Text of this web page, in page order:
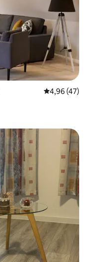
Prosječna
4,96 (47)